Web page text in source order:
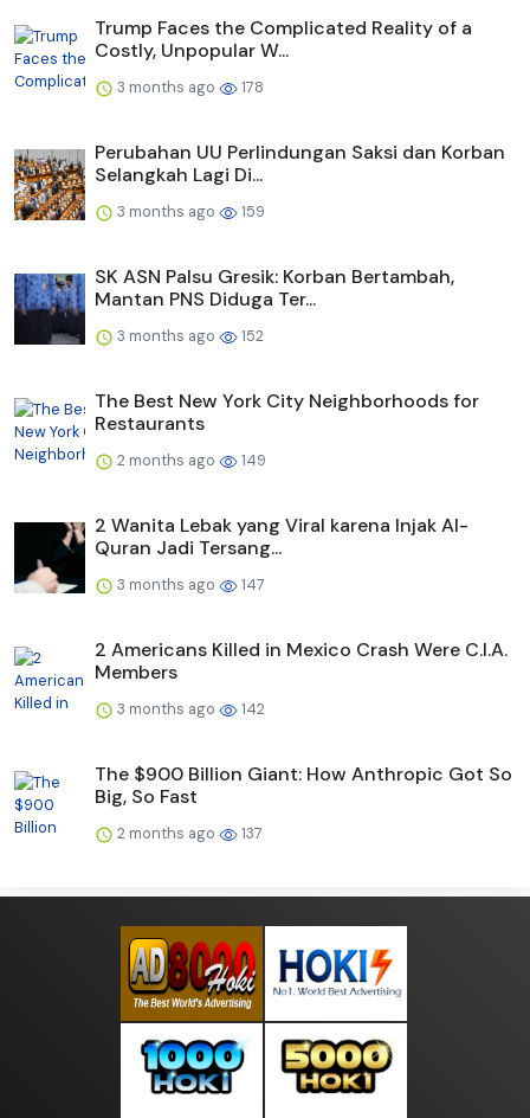
Trump Faces the Complicated Reality of a
Costly, Unpopular W...
3 months ago 178
Perubahan UU Perlindungan Saksi dan Korban
Selangkah Lagi Di...
3 months ago 159
SK ASN Palsu Gresik: Korban Bertambah,
Mantan PNS Diduga Ter...
3 months ago 152
The Best New York City Neighborhoods for
Restaurants
2 months ago 149
2 Wanita Lebak yang Viral karena Injak Al-
Quran Jadi Tersang...
3 months ago 147
2 Americans Killed in Mexico Crash Were C.I.A.
Members
3 months ago 142
The $900 Billion Giant: How Anthropic Got So
Big, So Fast
2 months ago 137